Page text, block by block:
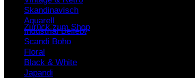
Es befinden sich keine Produkte im
Zurück zum Shop
Skandinavisch
Aquarell
Industrial
Scandi Boho
Floral
Black & White
Japandi